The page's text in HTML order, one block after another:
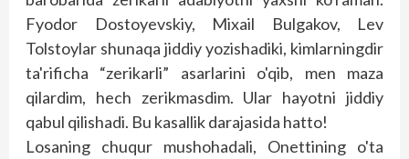
Fyodor Dostoyevskiy, Mixail Bulgakov, Lev
Tolstoylar shunaqa jiddiy yozishadiki, kimlarningdir
ta'rificha “zerikarli” asarlarini o'qib, men maza
qilardim, hech zerikmasdim. Ular hayotni jiddiy
qabul qilishadi. Bu kasallik darajasida hatto!
Losaning chuqur mushohadali, Onettining o'ta